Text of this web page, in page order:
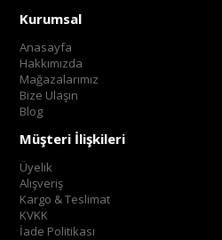
Kurumsal
Anasayfa
Hakkımızda
Mağazalarımız
Bize Ulaşın
Blog
Müşteri İlişkileri
Üyelik
Alışveriş
Kargo & Teslimat
KVKK
İade Politikası